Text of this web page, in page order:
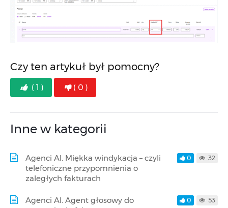
Czy ten artykuł był pomocny?
( 1 ) ( 0 )
Inne w kategorii
Agenci AI. Miękka windykacja – czyli
telefoniczne przypomnienia o
zaległych fakturach
0 32
Agenci AI. Agent głosowy do
0 53